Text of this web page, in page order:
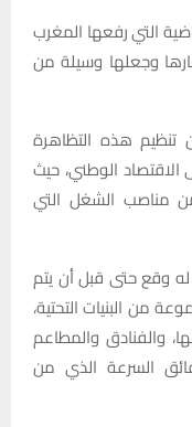
التي رفعها المغرب
وجعلها وسيلة من
تنظيم هذه التظاهرة
الاقتصاد الوطني، حيث
مناصب الشغل التي
وقع حتى قبل أن يتم
من البنيات التحتية،
والفنادق والمطاعم
السرعة الذي من